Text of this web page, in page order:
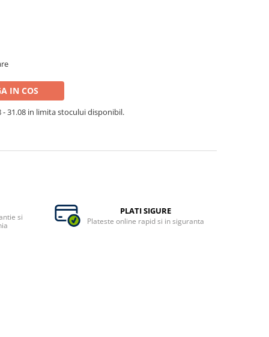
IN COS
31.08 in limita stocului disponibil.
si
PLATI SIGURE
Plateste online rapid si in siguranta